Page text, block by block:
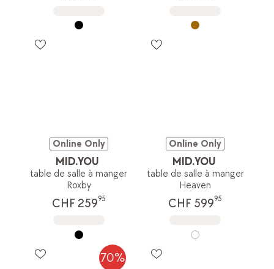
Online Only
MID.YOU
table de salle à manger
Roxby
CHF 25995
Online Only
MID.YOU
table de salle à manger
Heaven
CHF 59995
70%